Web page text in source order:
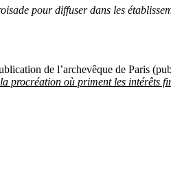
pour diffuser dans les
de l’archevêque de Paris
procréation où priment les intérêts